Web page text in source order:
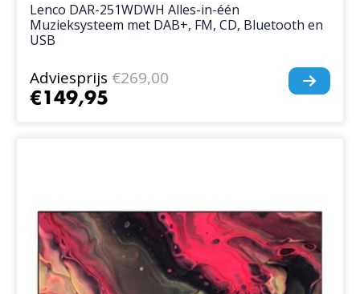
Lenco DAR-251WDWH Alles-in-één
Muzieksysteem met DAB+, FM, CD, Bluetooth en
USB
Adviesprijs €269,00
€149,95